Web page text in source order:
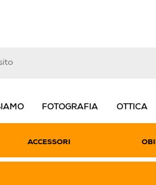
FOTOGRAFIA OTTICA
ACCESSORI